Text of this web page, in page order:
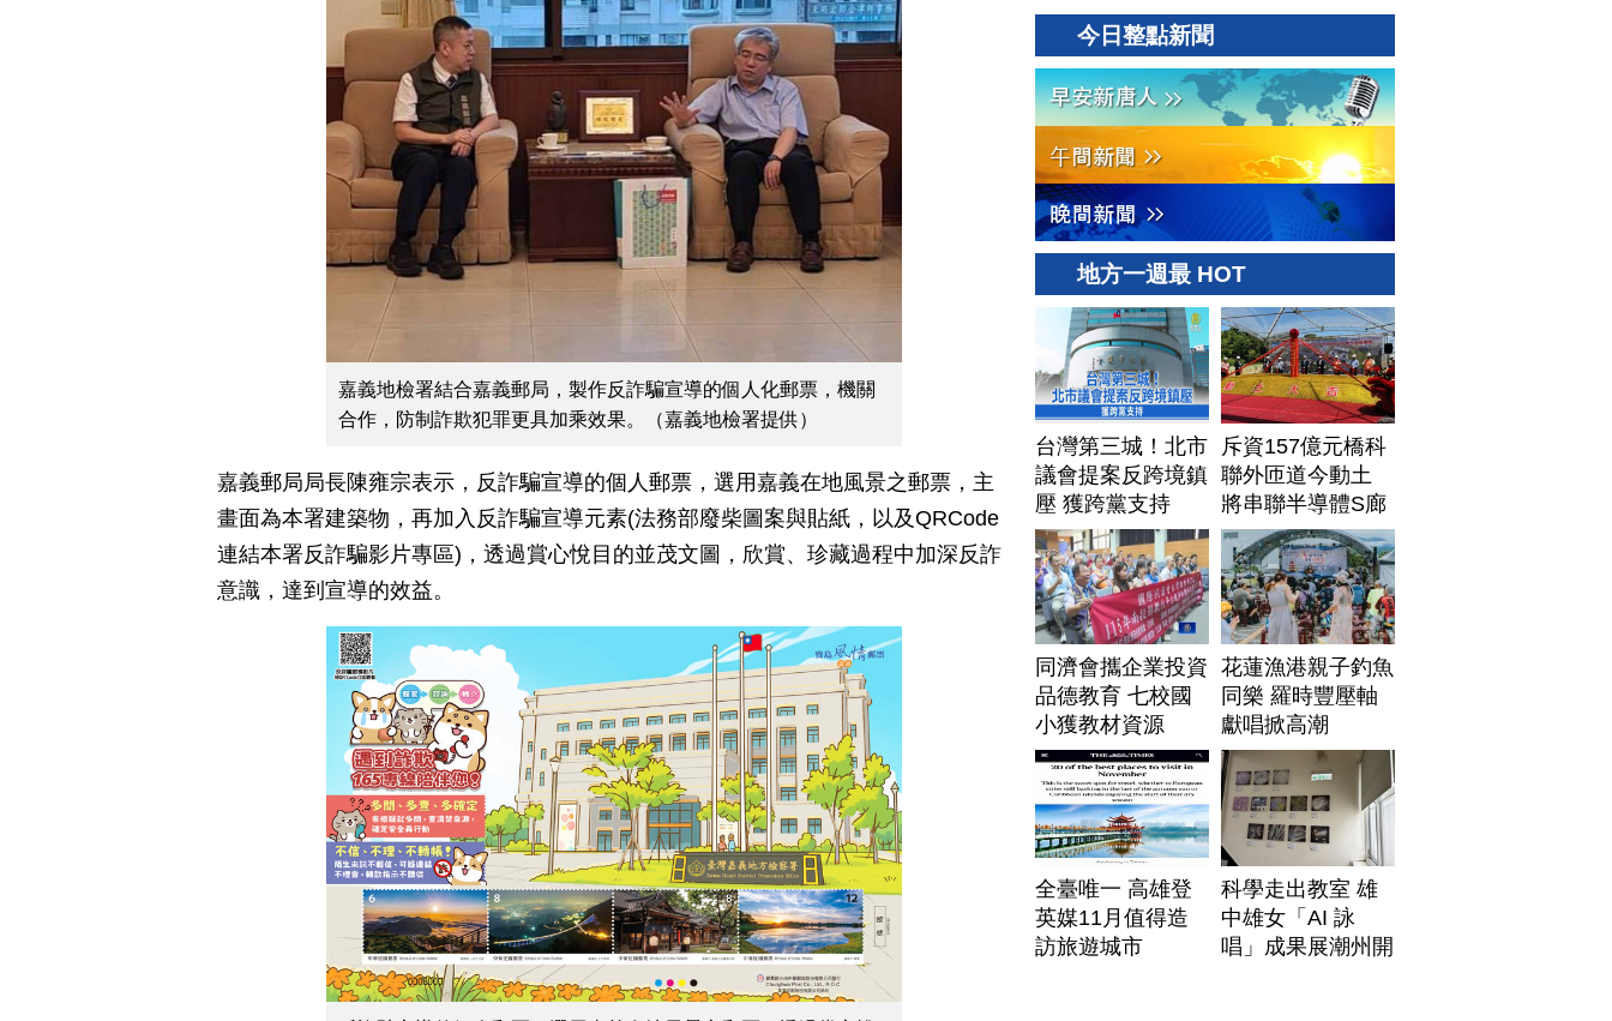
嘉義地檢署結合嘉義郵局，製作反詐騙宣導的個人化郵票，機關
合作，防制詐欺犯罪更具加乘效果。（嘉義地檢署提供）
嘉義郵局局長陳雍宗表示，反詐騙宣導的個人郵票，選用嘉義在地風景之郵票，主
畫面為本署建築物，再加入反詐騙宣導元素(法務部廢柴圖案與貼紙，以及QRCode
連結本署反詐騙影片專區)，透過賞心悅目的並茂文圖，欣賞、珍藏過程中加深反詐
意識，達到宣導的效益。
今日整點新聞
地方一週最 HOT
台灣第三城！北市
議會提案反跨境鎮
壓 獲跨黨支持
斥資157億元橋科
聯外匝道今動土
將串聯半導體S廊
帶
同濟會攜企業投資
品德教育 七校國
小獲教材資源
花蓮漁港親子釣魚
同樂 羅時豐壓軸
獻唱掀高潮
全臺唯一 高雄登
英媒11月值得造
訪旅遊城市
科學走出教室 雄
中雄女「AI 詠
唱」成果展潮州開